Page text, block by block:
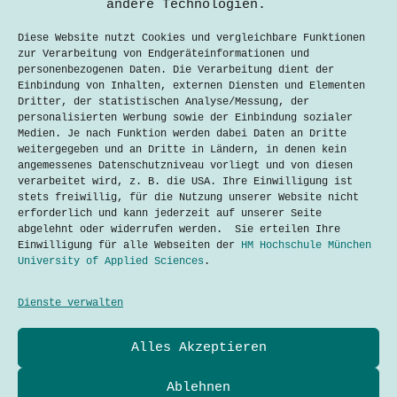
andere Technologien.
Diese Website nutzt Cookies und vergleichbare Funktionen
zur Verarbeitung von Endgeräteinformationen und
personenbezogenen Daten. Die Verarbeitung dient der
Einbindung von Inhalten, externen Diensten und Elementen
Dritter, der statistischen Analyse/Messung, der
personalisierten Werbung sowie der Einbindung sozialer
Medien. Je nach Funktion werden dabei Daten an Dritte
weitergegeben und an Dritte in Ländern, in denen kein
angemessenes Datenschutzniveau vorliegt und von diesen
verarbeitet wird, z. B. die USA. Ihre Einwilligung ist
stets freiwillig, für die Nutzung unserer Website nicht
erforderlich und kann jederzeit auf unserer Seite
abgelehnt oder widerrufen werden. Sie erteilen Ihre
Einwilligung für alle Webseiten der HM Hochschule München
University of Applied Sciences .
Dienste verwalten
Alles Akzeptieren
Ablehnen
17. Dezember 2018
Mit Raketentests, neuen Satelliten
und Plänen zur Kolonisierung des
Planeten Mars begeistert das
amerikanische Raumfahrtunternehmen
SpaceX Millionen Weltraumbegeisterte
weltweit. Zuletzt sorgte der
polarisierende Gründer Elon Musk vor
drei Wochen mit der Aussage, dass er
selbst ebenfalls zum Mars fliegen
wolle,…
LesenSpaceX
–
erste
auf
Datenschutzerklärung
Impressum
Cookies